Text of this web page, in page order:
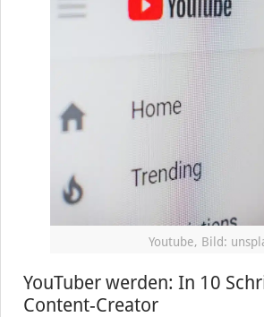
Youtube, Bild:
YouTuber werden: In 10
Content-Creator